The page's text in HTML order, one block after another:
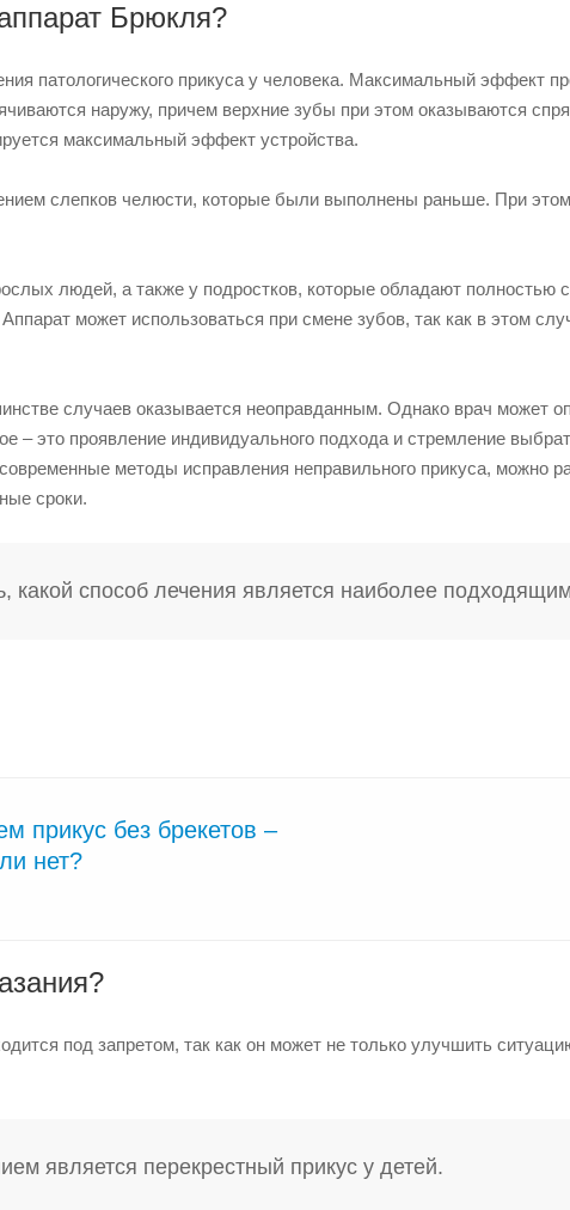
Брюкля?
патологического прикуса у человека. Максимальный эффект
наружу, причем верхние зубы при этом оказываются
максимальный эффект устройства.
слепков челюсти, которые были выполнены раньше. При
людей, а также у подростков, которые обладают
может использоваться при смене зубов, так как в этом
случаев оказывается неоправданным. Однако врач может
– это проявление индивидуального подхода и стремление
методы исправления неправильного прикуса, можно
сроки.
какой способ лечения является наиболее
прикус без брекетов –
нет?
под запретом, так как он может не только улучшить
является перекрестный прикус у детей.